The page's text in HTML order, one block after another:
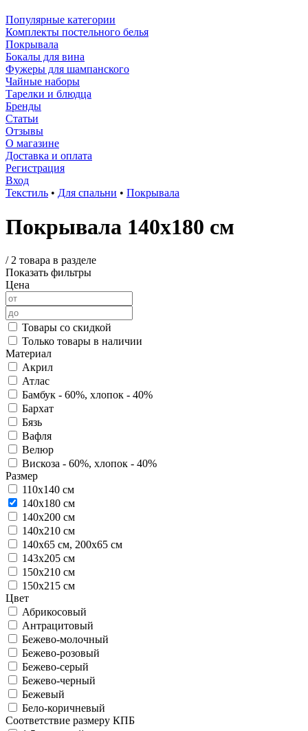
Популярные категории
Комплекты постельного белья
Покрывала
Бокалы для вина
Фужеры для шампанского
Чайные наборы
Тарелки и блюдца
Бренды
Статьи
Отзывы
О магазине
Доставка и оплата
Регистрация
Вход
Текстиль • Для спальни • Покрывала
Покрывала 140х180 см
/ 2 товара в разделе
Показать фильтры
Цена
Товары со скидкой
Только товары в наличии
Материал
Акрил
Атлас
Бамбук - 60%, хлопок - 40%
Бархат
Бязь
Вафля
Велюр
Вискоза - 60%, хлопок - 40%
Размер
110х140 см
140х180 см
140х200 см
140х210 см
140х65 см, 200х65 см
143х205 см
150х210 см
150х215 см
Цвет
Абрикосовый
Антрацитовый
Бежево-молочный
Бежево-розовый
Бежево-серый
Бежево-черный
Бежевый
Бело-коричневый
Соответствие размеру КПБ